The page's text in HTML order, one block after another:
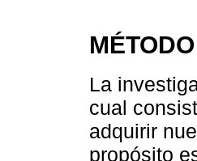
MÉTODO
La
cual
adquirir
propósito